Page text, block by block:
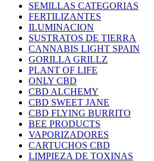
SEMILLAS CATEGORIAS
FERTILIZANTES
ILUMINACION
SUSTRATOS DE TIERRA
CANNABIS LIGHT SPAIN
GORILLA GRILLZ
PLANT OF LIFE
ONLY CBD
CBD ALCHEMY
CBD SWEET JANE
CBD FLYING BURRITO
BEE PRODUCTS
VAPORIZADORES
CARTUCHOS CBD
LIMPIEZA DE TOXINAS